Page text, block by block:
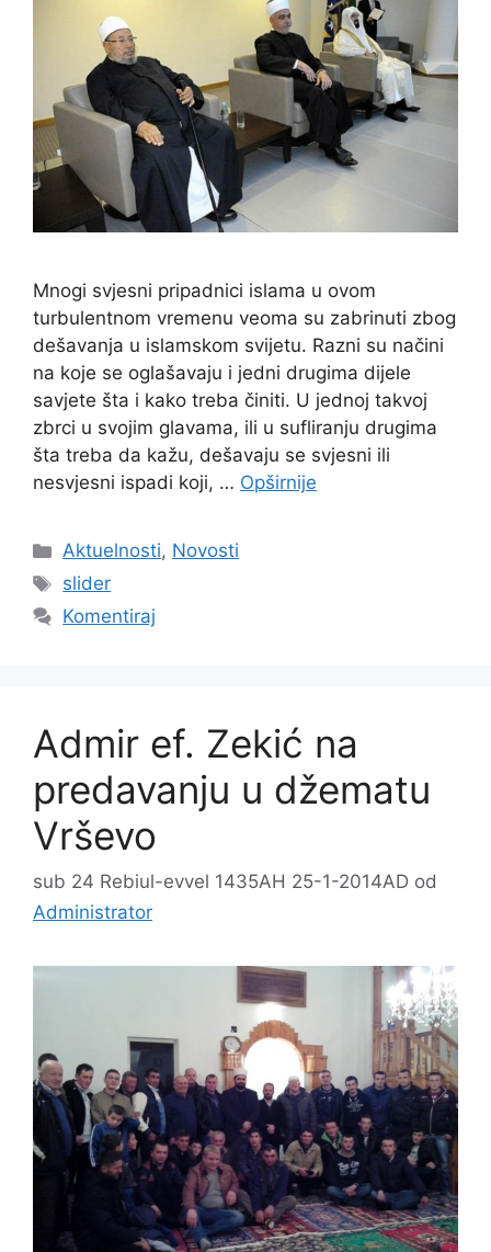
Mnogi svjesni pripadnici islama u ovom
turbulentnom vremenu veoma su zabrinuti zbog
dešavanja u islamskom svijetu. Razni su načini
na koje se oglašavaju i jedni drugima dijele
savjete šta i kako treba činiti. U jednoj takvoj
zbrci u svojim glavama, ili u sufliranju drugima
šta treba da kažu, dešavaju se svjesni ili
nesvjesni ispadi koji, … Opširnije
Kategorije
Aktuelnosti, Novosti
Oznake
slider
Komentiraj
Admir ef. Zekić na
predavanju u džematu
Vrševo
sub 24 Rebiul-evvel 1435AH 25-1-2014AD od
Administrator